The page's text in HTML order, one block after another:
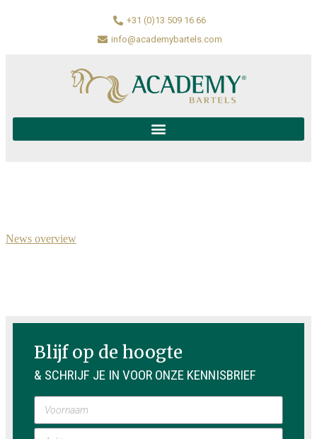
+31 (0)13 509 16 66
info@academybartels.com
News overview
Blijf op de hoogte
& SCHRIJF JE IN VOOR ONZE KENNISBRIEF